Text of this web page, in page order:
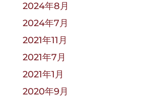
2024年8月
2024年7月
2021年11月
2021年7月
2021年1月
2020年9月